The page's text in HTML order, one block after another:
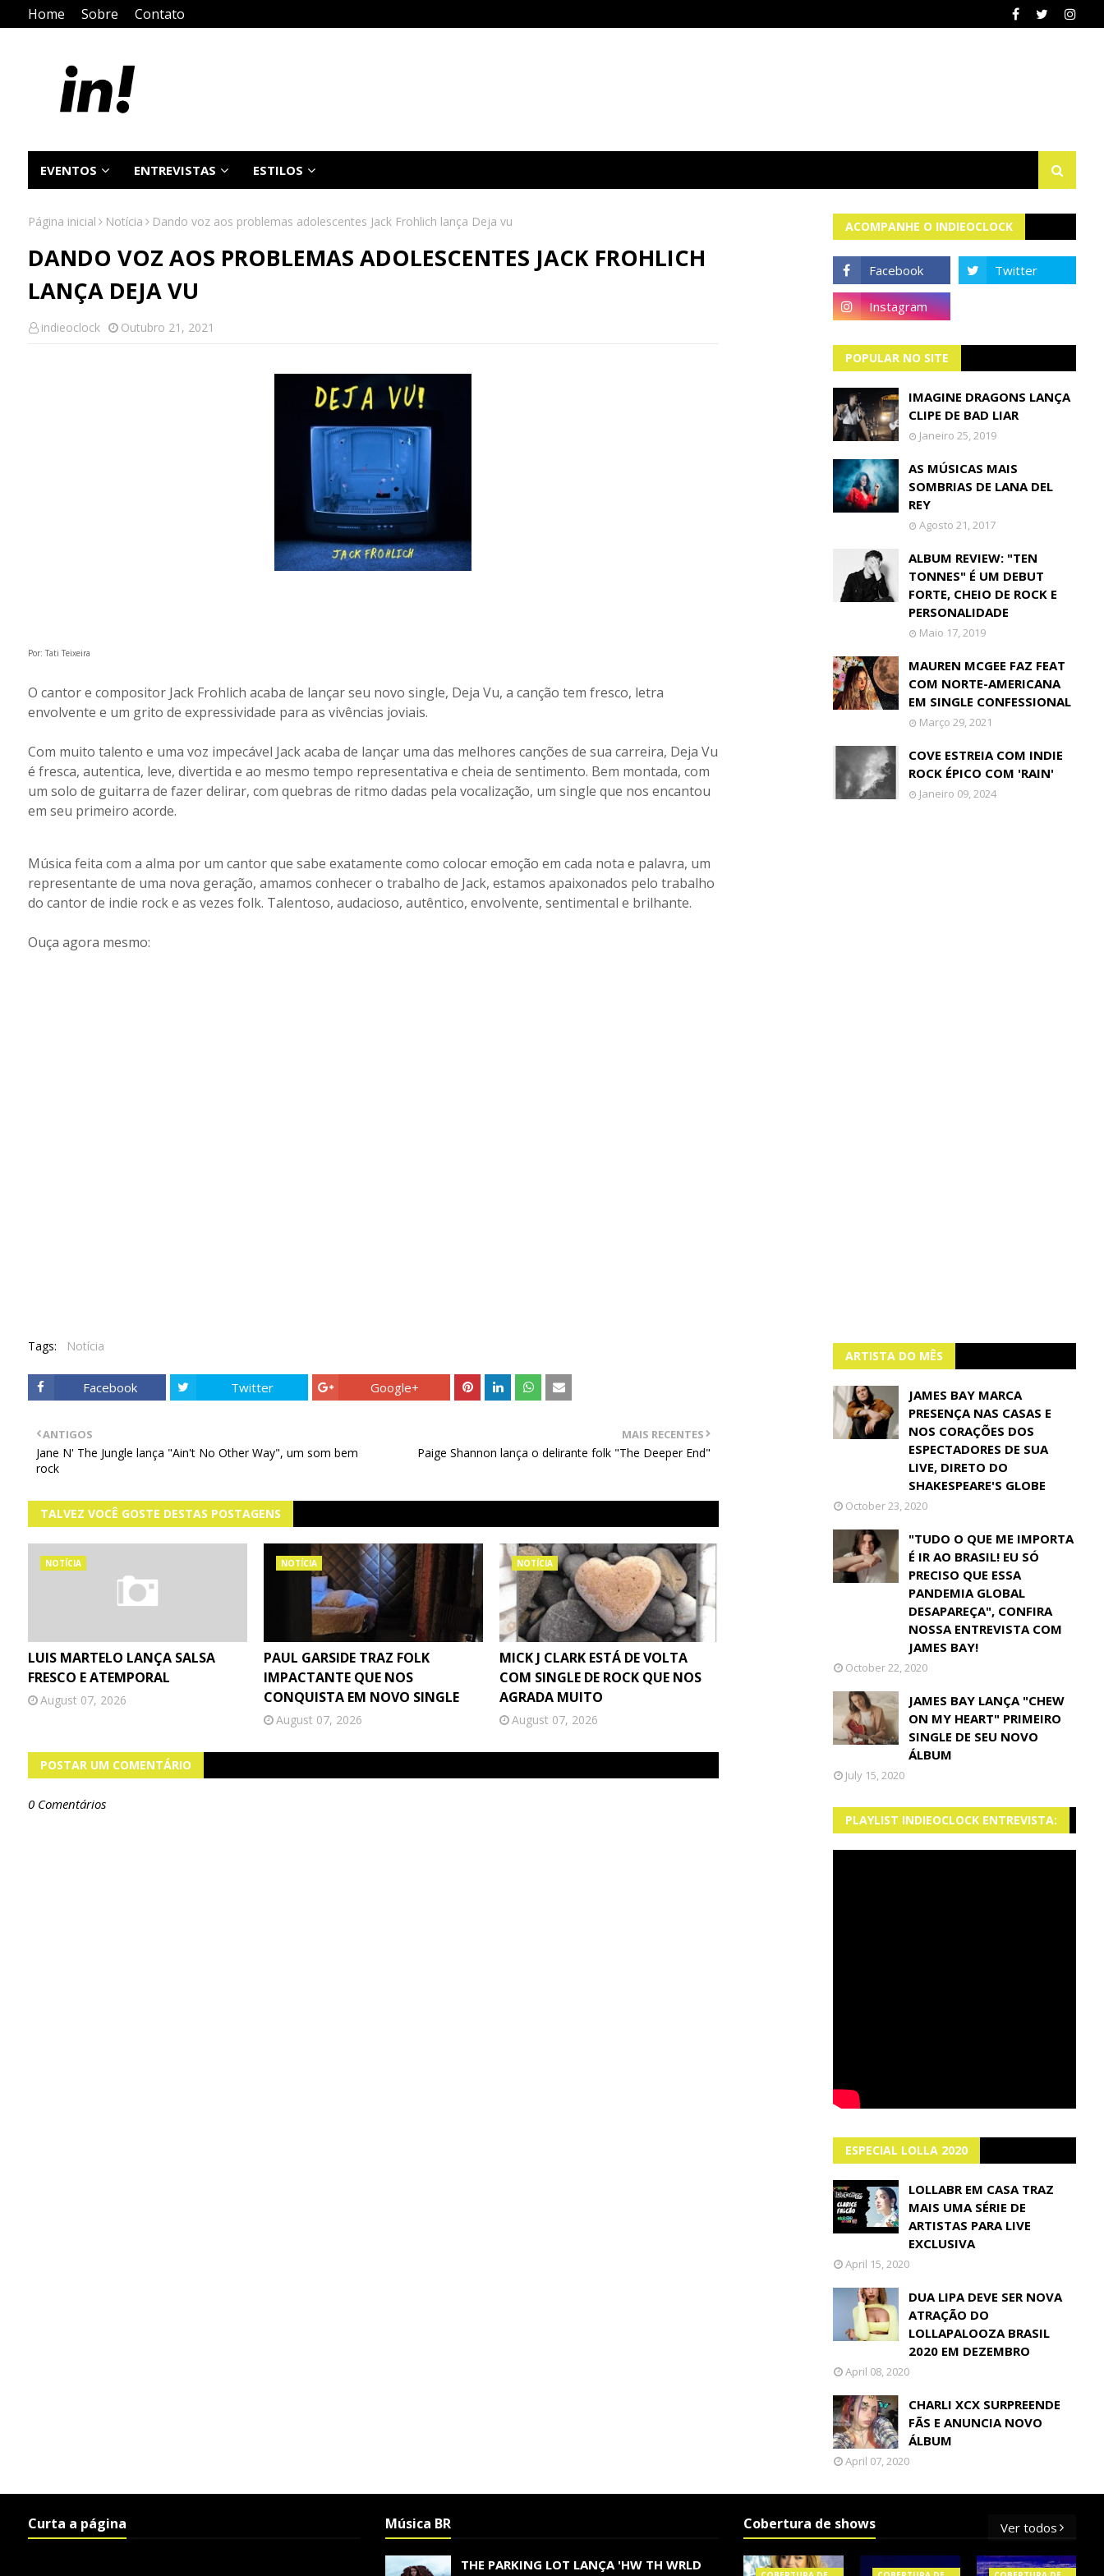
Home Sobre Contato
EVENTOS ENTREVISTAS ESTILOS
Página inicial Notícia Dando voz aos problemas adolescentes Jack Frohlich lança Deja vu
DANDO VOZ AOS PROBLEMAS ADOLESCENTES JACK FROHLICH
LANÇA DEJA VU
indieoclock Outubro 21, 2021
Por: Tati Teixeira
O cantor e compositor Jack Frohlich acaba de lançar seu novo single, Deja Vu, a canção tem fresco, letra
envolvente e um grito de expressividade para as vivências joviais.
Com muito talento e uma voz impecável Jack acaba de lançar uma das melhores canções de sua carreira, Deja Vu
é fresca, autentica, leve, divertida e ao mesmo tempo representativa e cheia de sentimento. Bem montada, com
um solo de guitarra de fazer delirar, com quebras de ritmo dadas pela vocalização, um single que nos encantou
em seu primeiro acorde.
Música feita com a alma por um cantor que sabe exatamente como colocar emoção em cada nota e palavra, um
representante de uma nova geração, amamos conhecer o trabalho de Jack, estamos apaixonados pelo trabalho
do cantor de indie rock e as vezes folk. Talentoso, audacioso, autêntico, envolvente, sentimental e brilhante.
Ouça agora mesmo:
Tags: Notícia
Facebook Twitter Google+
MAIS RECENTES
Paige Shannon lança o delirante folk "The Deeper End"
ANTIGOS
Jane N' The Jungle lança "Ain't No Other Way", um som bem
rock
TALVEZ VOCÊ GOSTE DESTAS POSTAGENS
NOTÍCIA
LUIS MARTELO LANÇA SALSA
FRESCO E ATEMPORAL
August 07, 2026
NOTÍCIA
PAUL GARSIDE TRAZ FOLK
IMPACTANTE QUE NOS
CONQUISTA EM NOVO SINGLE
August 07, 2026
NOTÍCIA
MICK J CLARK ESTÁ DE VOLTA
COM SINGLE DE ROCK QUE NOS
AGRADA MUITO
August 07, 2026
POSTAR UM COMENTÁRIO
0 Comentários
ACOMPANHE O INDIEOCLOCK
POPULAR NO SITE
IMAGINE DRAGONS LANÇA
CLIPE DE BAD LIAR
Janeiro 25, 2019
AS MÚSICAS MAIS
SOMBRIAS DE LANA DEL
REY
Agosto 21, 2017
ALBUM REVIEW: "TEN
TONNES" É UM DEBUT
FORTE, CHEIO DE ROCK E
PERSONALIDADE
Maio 17, 2019
MAUREN MCGEE FAZ FEAT
COM NORTE-AMERICANA
EM SINGLE CONFESSIONAL
Março 29, 2021
COVE ESTREIA COM INDIE
ROCK ÉPICO COM 'RAIN'
Janeiro 09, 2024
ARTISTA DO MÊS
JAMES BAY MARCA
PRESENÇA NAS CASAS E
NOS CORAÇÕES DOS
ESPECTADORES DE SUA
LIVE, DIRETO DO
SHAKESPEARE'S GLOBE
October 23, 2020
"TUDO O QUE ME IMPORTA
É IR AO BRASIL! EU SÓ
PRECISO QUE ESSA
PANDEMIA GLOBAL
DESAPAREÇA", CONFIRA
NOSSA ENTREVISTA COM
JAMES BAY!
October 22, 2020
JAMES BAY LANÇA "CHEW
ON MY HEART" PRIMEIRO
SINGLE DE SEU NOVO
ÁLBUM
July 15, 2020
PLAYLIST INDIEOCLOCK ENTREVISTA:
ESPECIAL LOLLA 2020
LOLLABR EM CASA TRAZ
MAIS UMA SÉRIE DE
ARTISTAS PARA LIVE
EXCLUSIVA
April 15, 2020
DUA LIPA DEVE SER NOVA
ATRAÇÃO DO
LOLLAPALOOZA BRASIL
2020 EM DEZEMBRO
April 08, 2020
CHARLI XCX SURPREENDE
FÃS E ANUNCIA NOVO
ÁLBUM
April 07, 2020
Curta a página Música BR
THE PARKING LOT LANÇA 'HW TH WRLD
Cobertura de shows Ver todos